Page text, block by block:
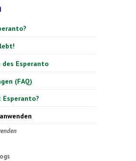
des Esperanto
(FAQ)
Esperanto?